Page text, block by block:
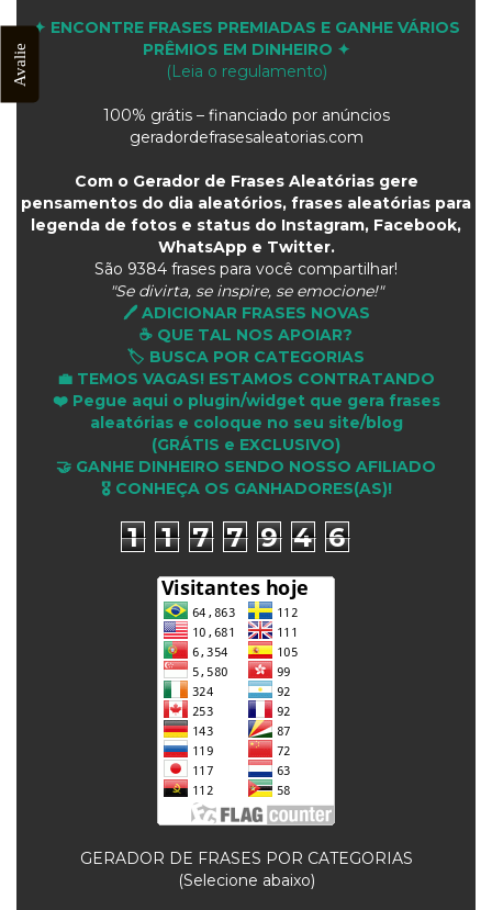
✦ ENCONTRE FRASES PREMIADAS E GANHE VÁRIOS
PRÊMIOS EM DINHEIRO ✦
(Leia o regulamento)
100% grátis – financiado por anúncios
geradordefrasesaleatorias.com
Com o Gerador de Frases Aleatórias gere
pensamentos do dia aleatórios, frases aleatórias para
legenda de fotos e status do Instagram, Facebook,
WhatsApp e Twitter.
São 9384 frases para você compartilhar!
"Se divirta, se inspire, se emocione!"
🖊️ ADICIONAR FRASES NOVAS
☕ QUE TAL NOS APOIAR?
🏷️ BUSCA POR CATEGORIAS
💼 TEMOS VAGAS! ESTAMOS CONTRATANDO
❤️ Pegue aqui o plugin/widget que gera frases
aleatórias e coloque no seu site/blog
(GRÁTIS e EXCLUSIVO)
🤝 GANHE DINHEIRO SENDO NOSSO AFILIADO
🎖 CONHEÇA OS GANHADORES(AS)!
1 1 7 7 9 4 6
GERADOR DE FRASES POR CATEGORIAS
(Selecione abaixo)
Avalie